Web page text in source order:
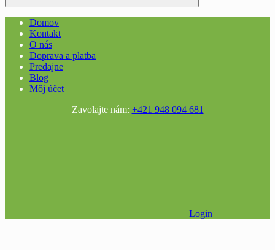
Domov
Kontakt
O nás
Doprava a platba
Predajne
Blog
Môj účet
Zavolajte nám: +421 948 094 681
Login